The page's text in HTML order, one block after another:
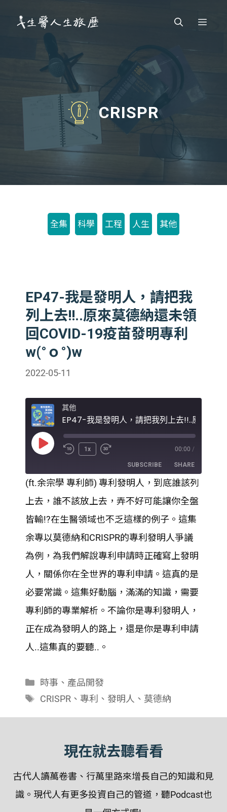
Menu
CRISPR
全集 科學 工程 人生 其他
EP47-我是發明人，請把我
列上去!!..原來莫德納還未領
回COVID-19疫苗發明專利
w(°ｏ°)w
2022-05-11
其他
Play
1x 00:00 /
SUBSCRIBE SHARE
RSS FEED
SHARE
LINK
EMBED
(ft.余宗學 專利師) 專利發明人，到底誰該列
上去，誰不該放上去，弄不好可能讓你全盤
皆輸!?在生醫領域也不乏這樣的例子。這集
余專以莫德納和CRISPR的專利發明人爭議
為例，為我們解說專利申請時正確寫上發明
人，關係你在全世界的專利申請。這真的是
必要常識。這集好動腦，滿滿的知識，需要
專利師的專業解析。不論你是專利發明人，
正在成為發明人的路上，還是你是專利申請
人..這集真的要聽..。
分
類
時事 、 產品開發
標
CRISPR、 專利 、 發明人 、 莫德納
現在就去聽看看
古代人讀萬卷書、行萬里路來增長自己的知識和見
識。現代人有更多投資自己的管道，聽Podcast也